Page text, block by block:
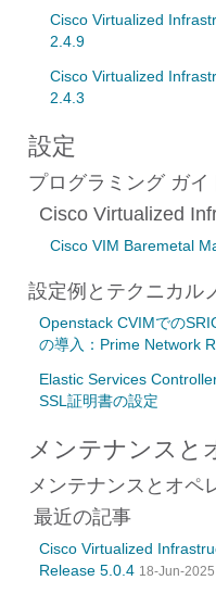
Cisco Virtualized
2.4.9
Cisco Virtualized
2.4.3
設定
プログラミング ガイ
Cisco Virtualized
Cisco VIM Baremetal
設定例とテクニカル
Openstack CVIMでの
の導入：Prime Network
Elastic Services
SSL証明書の設定
メンテナンスと
メンテナンスとオペ
最近の記事
Cisco Virtualized
Release 5.0.4 18-Jun-2025